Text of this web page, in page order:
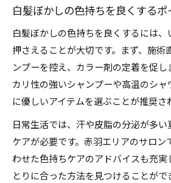
白髪ぼかしの色持ちを良くするポ
白髪ぼかしの色持ちを良くするには、
押さえることが大切です。まず、施術
ンプーを控え、カラー剤の定着を促し
カリ性の強いシャンプーや高温のシャ
に優しいアイテムを選ぶことが推奨さ
日常生活では、汗や皮脂の分泌が多
ケアが必要です。赤羽エリアのサロン
わせた色持ちケアのアドバイスも充実
とりに合った方法を見つけることがで